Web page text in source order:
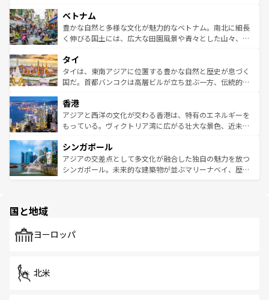
参照してほしい。
容にもいいと評判のスイーツなど、バラエティ豊かな料理
が味わえる。 なお、新着の台湾情報は コンテンツ一覧を参
照してほしい。
き、地方に足を延ばせば四季折々の自然美を楽しむことが
できる。そして、キムチや焼肉、絶品のストリートフード
まで、さまざまな韓国料理が待っている。夜には、韓国な
リティに包まれながら、韓国の多彩な魅力を心ゆくまで味
わってみてほしい。 なお、新着の韓国情報はコンテンツ一
覧を参照してほしい。
ベトナム
豊かな自然と多様な文化が魅力的なベトナム。南北に細長
く伸びる国土には、広大な田園風景や青々とした山々、世
急速な発展と共に伝統が息づく。ハノイの古い町並みやホ
ーチミン市のフランス統治時代の建物も、独特の雰囲気を
醸し出している。また、バラエティの豊かさとおいしさで
とつ。フォーやバインミー、ベトナムコーヒーなどは、ぜ
ひ現地で味わいたい。どの地域を訪れてもあたたかい人々
が旅行者を迎えてくれるので、きっと忘れられない旅にな
参照してほしい。
タイ
タイは、東南アジアに位置する豊かな自然と歴史が息づく
国だ。首都バンコクは高層ビルが立ち並ぶ一方、伝統的な
の活気が交差している。北部ではチェンマイなどの山岳地
帯で自然と触れ合い、南部ではプーケットやクラビの美し
いビーチでリゾート気分を楽しむことができる。タイ料理
激する。気候は一年中温暖で、どの季節にも異なる楽しみ
が待っている。親しみやすいタイの人々、仏教を中心とし
た文化、そして多様な観光資源が、訪れる旅人を魅了し続
香港
アジアと西洋の文化が交わる香港は、特有のエネルギーを
もっている。ヴィクトリア湾に広がる壮大な景色、近未来
み、どこを訪れても感動するはず。観光スポットが密集し
ており、効率よく見どころを回れるのも魅力。息をのむよ
うな絶景から文化的な体験まで、香港を存分に楽しみ尽く
シンガポール
アジアの交差点として多文化が融合した独自の魅力を放つ
シンガポール。未来的な建築物が並ぶマリーナベイ、歴史
で、ホーカーズは地元の風情を楽しめる外せないスポット
国と地域
ヨーロッパ
北米